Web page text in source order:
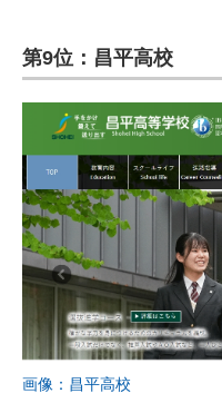
第9位：昌平高校
画像：昌平高校